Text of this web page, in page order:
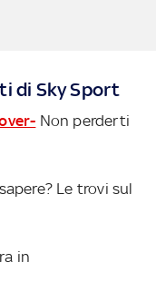
di Sky Sport
Non perderti
Le trovi sul
in